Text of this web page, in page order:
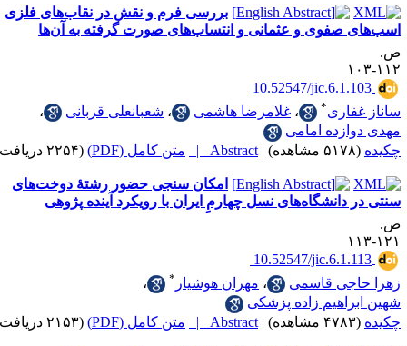
بررسی فرم و نقش در نقاب‌های فلزی
و عثمانی و انتساب‌های صورت گرفته به آن‌ها
10.52547/
* ،غلامرضا هاشمی ،شعبانعلی قربانی
،
امامی
|
Abstract | متن کامل (PDF) (۲۲۵۴ دریافت)
امکان سنجی حضور رشتۀ دوخت‌های
نسل چهارمِ ایران با رویکرد آینده پژوهی
10.52547/
قاسمی
،مهران هوشیار*
،
زاده پزشکی
|
Abstract | متن کامل (PDF) (۲۱۵۳ دریافت)